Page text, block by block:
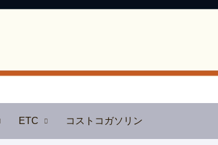
ETC コストコガソリン